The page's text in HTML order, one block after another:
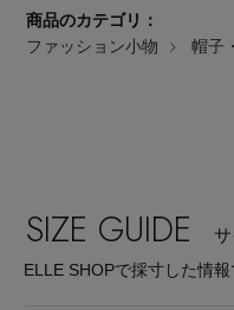
商品のカテゴリ：
ファッション小物
帽子
SIZE GUIDE
ELLE SHOPで採寸した情報